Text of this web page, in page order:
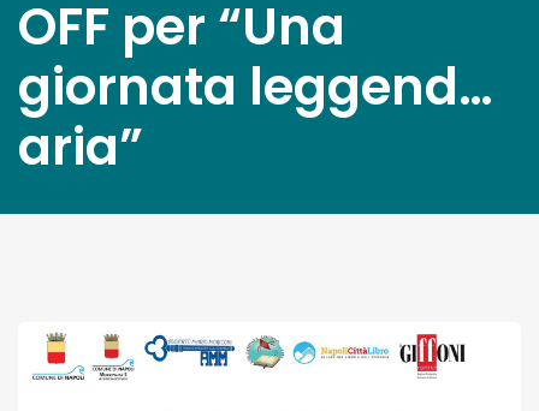
OFF per “Una
giornata leggend…
aria”